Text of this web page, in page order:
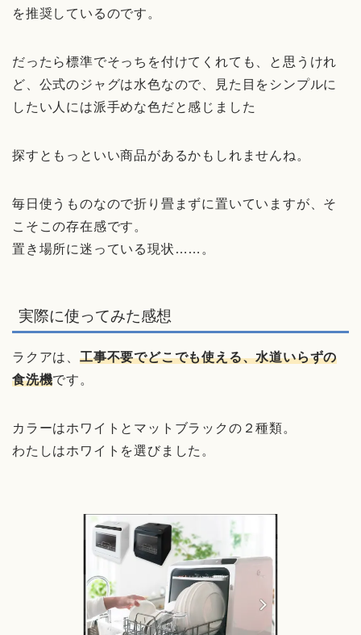
を推奨しているのです。
だったら標準でそっちを付けてくれても、と思うけれ
ど、公式のジャグは水色なので、見た目をシンプルに
したい人には派手めな色だと感じました
探すともっといい商品があるかもしれませんね。
毎日使うものなので折り畳まずに置いていますが、そ
こそこの存在感です。
置き場所に迷っている現状……。
実際に使ってみた感想
ラクアは、 工事不要でどこでも使える、水道いらずの
食洗機です。
カラーはホワイトとマットブラックの２種類。
わたしはホワイトを選びました。